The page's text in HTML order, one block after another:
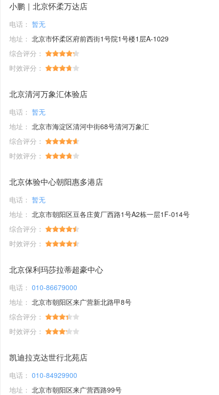
小鹏｜北京怀柔万达店
电话： 暂无
地址： 北京市怀柔区府前西街1号院1号楼1层A-1029
综合评分：
时效评分：
北京清河万象汇体验店
电话： 暂无
地址： 北京市海淀区清河中街68号清河万象汇
综合评分：
时效评分：
北京体验中心朝阳惠多港店
电话： 暂无
地址： 北京市朝阳区豆各庄黄厂西路1号A2栋一层1F-014号
综合评分：
时效评分：
北京保利玛莎拉蒂超豪中心
电话： 010-86679000
地址： 北京市朝阳区来广营新北路甲8号
综合评分：
时效评分：
凯迪拉克达世行北苑店
电话： 010-84929900
地址： 北京市朝阳区来广营西路99号